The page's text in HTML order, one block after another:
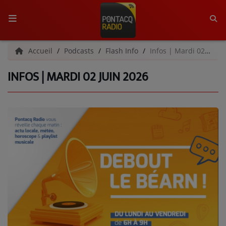
ACCUEIL
RADIO
L'ÉQUIPE
GRILLE DES PROGRAMMES
C'ÉTAIT QUOI CE TITRE ?
MÉDIAS
PODCASTS - SAISON 2026/2027
Accueil Podcasts Flash Info Infos | Mardi 02 juin 2026
INFOS | MARDI 02 JUIN 2026